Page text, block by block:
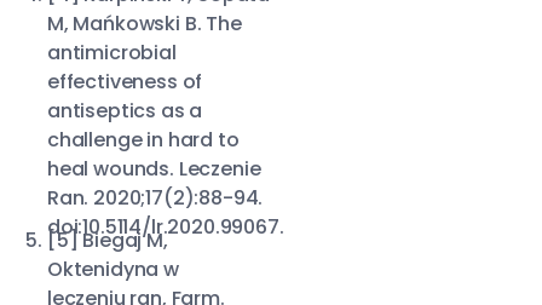
M, Mańkowski B. The
antimicrobial
effectiveness of
antiseptics as a
challenge in hard to
heal wounds. Leczenie
Ran. 2020;17(2):88-94.
doi:10.5114/lr.2020.99067.
[5] Biegaj M,
Oktenidyna w
leczeniu ran, Farm.